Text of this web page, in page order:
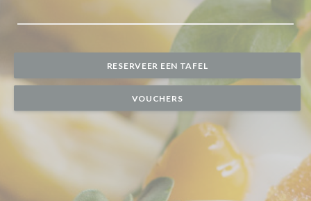
RESERVEER EEN TAFEL
VOUCHERS